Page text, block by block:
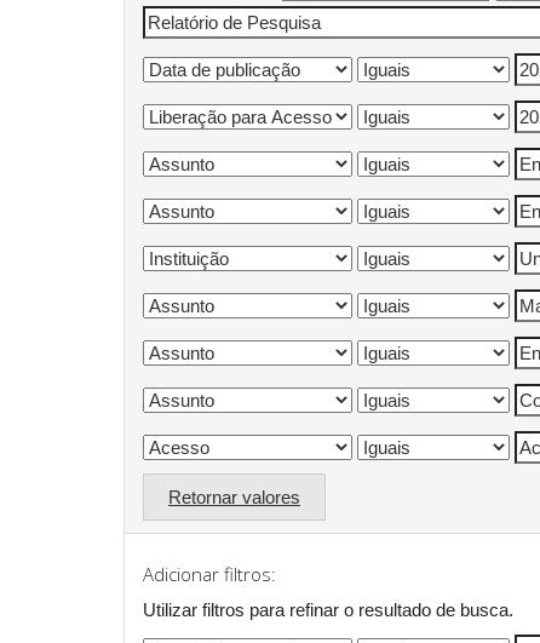
Retornar valores
Adicionar filtros:
Utilizar filtros para refinar o resultado de busca.